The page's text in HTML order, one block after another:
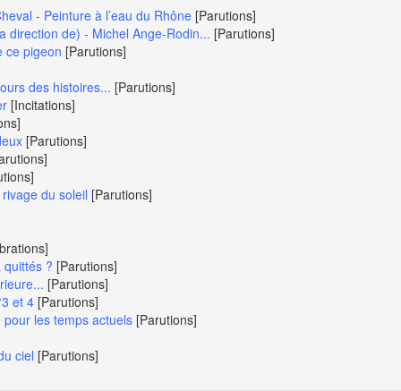
- Peinture à l’eau du Rhône [Parutions]
direction de) - Michel Ange-Rodin... [Parutions]
ce pigeon [Parutions]
des histoires... [Parutions]
[Incitations]
[Parutions]
du soleil [Parutions]
quittés ? [Parutions]
[Parutions]
et 4 [Parutions]
les temps actuels [Parutions]
ciel [Parutions]